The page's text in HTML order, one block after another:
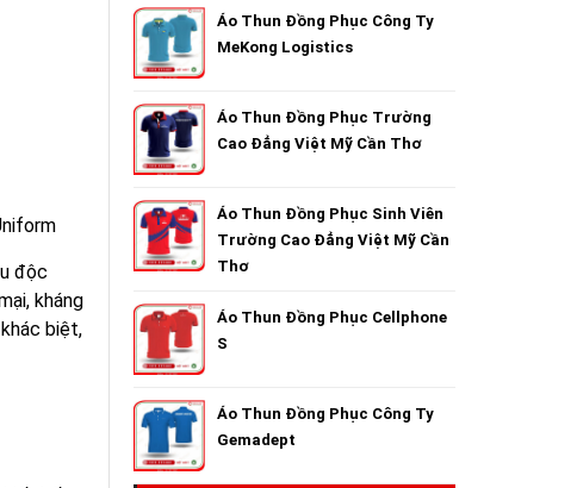
độc
kháng
biệt,
Áo Thun Đồng Phục Công Ty
MeKong Logistics
Áo Thun Đồng Phục Trường
Cao Đẳng Việt Mỹ Cần Thơ
Áo Thun Đồng Phục Sinh Viên
Trường Cao Đẳng Việt Mỹ Cần
Thơ
Áo Thun Đồng Phục Cellphone
S
Áo Thun Đồng Phục Công Ty
Gemadept